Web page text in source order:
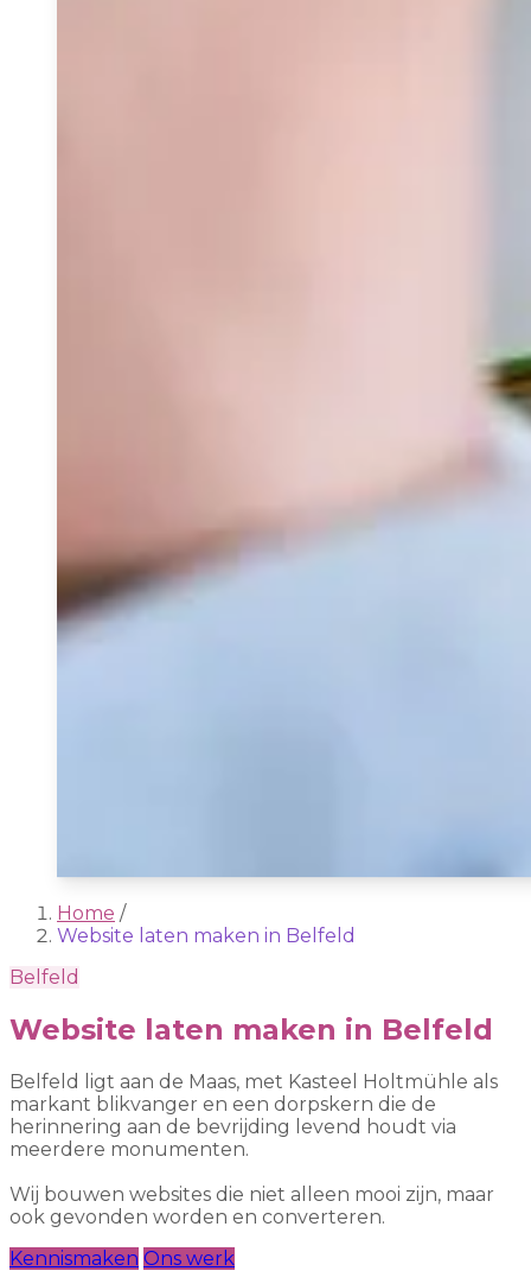
Home /
Website laten maken in Belfeld
Belfeld
Website laten maken in Belfeld
Belfeld ligt aan de Maas, met Kasteel Holtmühle als
markant blikvanger en een dorpskern die de
herinnering aan de bevrijding levend houdt via
meerdere monumenten.
Wij bouwen websites die niet alleen mooi zijn, maar
ook gevonden worden en converteren.
Kennismaken Ons werk